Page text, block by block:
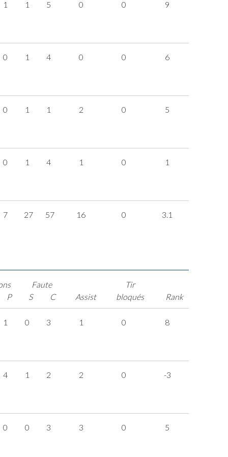
1 1 5 0 0 9
0 1 4 0 0 6
0 1 1 2 0 5
0 1 4 1 0 1
7 27 57 16 0 3.1
P
Faute
S
C Assist
Tir
bloqués
Rank
1 0 3 1 0 8
4 1 2 2 0 -3
0 0 3 3 0 5